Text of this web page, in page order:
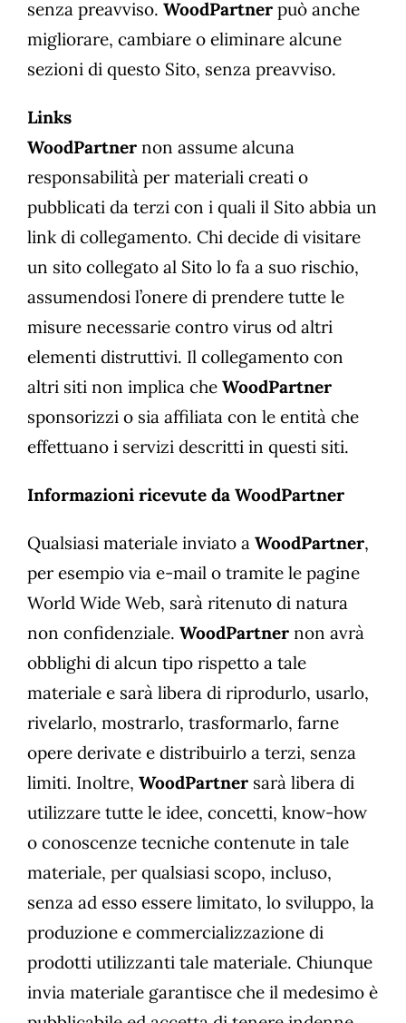
senza preavviso. WoodPartner può anche
migliorare, cambiare o eliminare alcune
sezioni di questo Sito, senza preavviso.
Links
WoodPartner non assume alcuna
responsabilità per materiali creati o
pubblicati da terzi con i quali il Sito abbia un
link di collegamento. Chi decide di visitare
un sito collegato al Sito lo fa a suo rischio,
assumendosi l’onere di prendere tutte le
misure necessarie contro virus od altri
elementi distruttivi. Il collegamento con
altri siti non implica che WoodPartner
sponsorizzi o sia affiliata con le entità che
effettuano i servizi descritti in questi siti.
Informazioni ricevute da WoodPartner
Qualsiasi materiale inviato a WoodPartner,
per esempio via e-mail o tramite le pagine
World Wide Web, sarà ritenuto di natura
non confidenziale. WoodPartner non avrà
obblighi di alcun tipo rispetto a tale
materiale e sarà libera di riprodurlo, usarlo,
rivelarlo, mostrarlo, trasformarlo, farne
opere derivate e distribuirlo a terzi, senza
limiti. Inoltre, WoodPartner sarà libera di
utilizzare tutte le idee, concetti, know-how
o conoscenze tecniche contenute in tale
materiale, per qualsiasi scopo, incluso,
senza ad esso essere limitato, lo sviluppo, la
produzione e commercializzazione di
prodotti utilizzanti tale materiale. Chiunque
invia materiale garantisce che il medesimo è